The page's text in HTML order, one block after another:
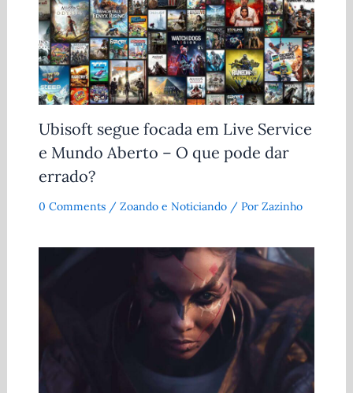
Ubisoft segue focada em Live Service
e Mundo Aberto – O que pode dar
errado?
0 Comments / Zoando e Noticiando/ Por Zazinho